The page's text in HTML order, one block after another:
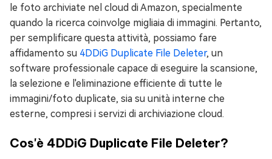
le foto archiviate nel cloud di Amazon, specialmente
quando la ricerca coinvolge migliaia di immagini. Pertanto,
per semplificare questa attività, possiamo fare
affidamento su 4DDiG Duplicate File Deleter, un
software professionale capace di eseguire la scansione,
la selezione e l'eliminazione efficiente di tutte le
immagini/foto duplicate, sia su unità interne che
esterne, compresi i servizi di archiviazione cloud.
Cos'è 4DDiG Duplicate File Deleter?